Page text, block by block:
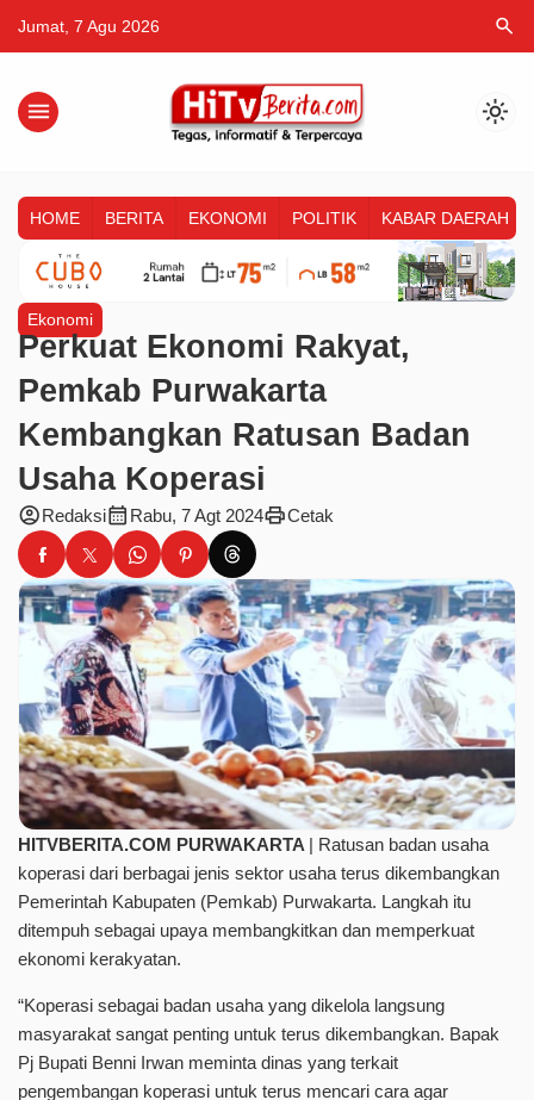
Jumat, 7 Agu 2026 search
menu light_mode
HOME BERITA EKONOMI POLITIK KABAR DAERAH
Ekonomi
Perkuat Ekonomi Rakyat,
Pemkab Purwakarta
Kembangkan Ratusan Badan
Usaha Koperasi
account_circleRedaksicalendar_month Rabu, 7 Agt 2024printCetak
HITVBERITA.COM PURWAKARTA | Ratusan badan usaha
koperasi dari berbagai jenis sektor usaha terus dikembangkan
Pemerintah Kabupaten (Pemkab) Purwakarta. Langkah itu
ditempuh sebagai upaya membangkitkan dan memperkuat
ekonomi kerakyatan.
“Koperasi sebagai badan usaha yang dikelola langsung
masyarakat sangat penting untuk terus dikembangkan. Bapak
Pj Bupati Benni Irwan meminta dinas yang terkait
pengembangan koperasi untuk terus mencari cara agar